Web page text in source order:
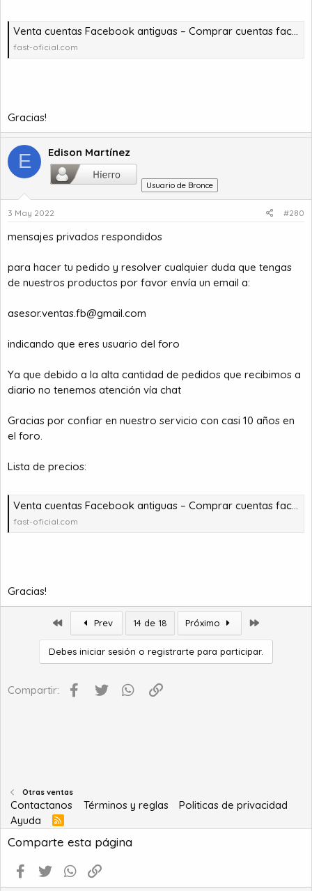
Venta cuentas Facebook antiguas – Comprar cuentas facebook – comprar cuentas facebook – comprar cuentas gmail
fast-oficial.com
Gracias!
E Edison Martínez
Usuario de Bronce
3 May 2022 #280
mensajes privados respondidos
para hacer tu pedido y resolver cualquier duda que tengas
de nuestros productos por favor envía un email a:
asesor.ventas.fb@gmail.com
indicando que eres usuario del foro
Ya que debido a la alta cantidad de pedidos que recibimos a
diario no tenemos atención vía chat
Gracias por confiar en nuestro servicio con casi 10 años en
el foro.
Lista de precios:
Venta cuentas Facebook antiguas – Comprar cuentas facebook – comprar cuentas facebook – comprar cuentas gmail
fast-oficial.com
Gracias!
PrimeroPrev 14 de 18 Próximo
Debes iniciar sesión o registrarte para participar.
Compartir: Facebook
Twitter WhatsApp
Otras ventas
Contactanos Términos y reglas
Politicas de privacidad
Ayuda
R
S
S
Comparte esta página
Facebook
Twitter WhatsApp